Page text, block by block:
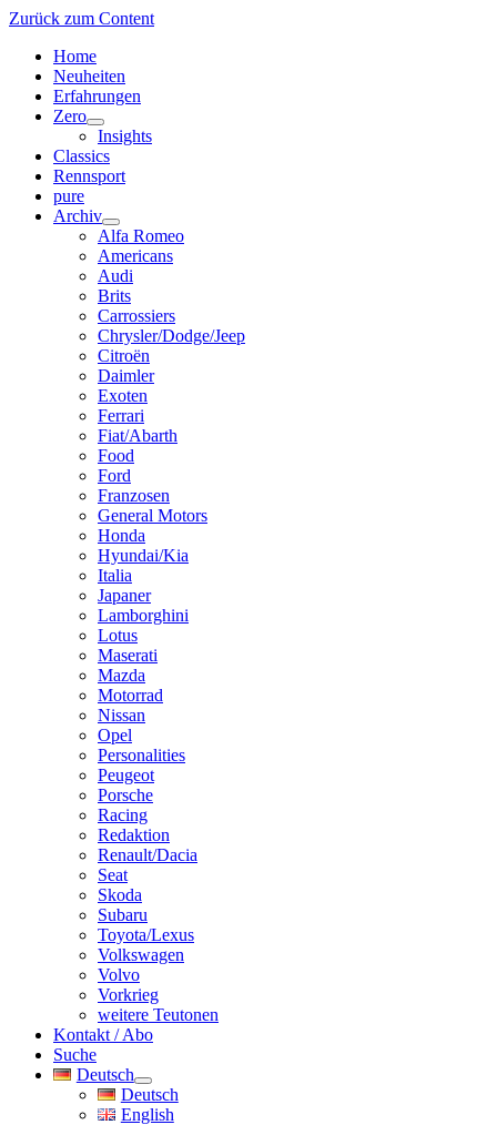
Zurück zum Content
Home
Neuheiten
Erfahrungen
Zero
Menü
öffnen
Insights
Classics
Rennsport
pure
Archiv
Menü
öffnen
Alfa Romeo
Americans
Audi
Brits
Carrossiers
Chrysler/Dodge/Jeep
Citroën
Daimler
Exoten
Ferrari
Fiat/Abarth
Food
Ford
Franzosen
General Motors
Honda
Hyundai/Kia
Italia
Japaner
Lamborghini
Lotus
Maserati
Mazda
Motorrad
Nissan
Opel
Personalities
Peugeot
Porsche
Racing
Redaktion
Renault/Dacia
Seat
Skoda
Subaru
Toyota/Lexus
Volkswagen
Volvo
Vorkrieg
weitere Teutonen
Kontakt / Abo
Suche
Deutsch
Menü
öffnen
Deutsch
English